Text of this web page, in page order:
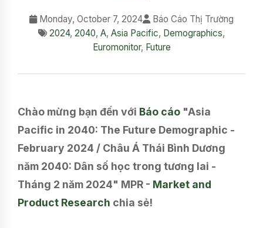
Monday, October 7, 2024
Báo Cáo Thị Trường
2024, 2040, A, Asia Pacific, Demographics,
Euromonitor, Future
Chào mừng bạn đến với Báo cáo "Asia
Pacific in 2040: The Future Demographic -
February 2024 / Châu Á Thái Bình Dương
năm 2040: Dân số học trong tương lai -
Tháng 2 năm 2024" MPR - Market and
Product Research chia sẻ!